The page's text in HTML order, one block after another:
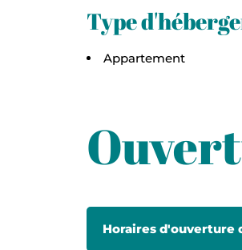
Type
Appartement
Horaires d'ouverture